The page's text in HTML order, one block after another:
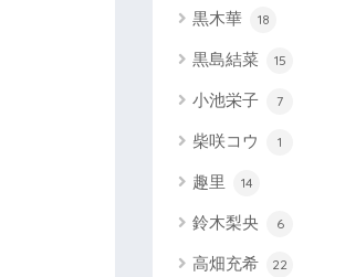
黒木華 18
黒島結菜 15
小池栄子 7
柴咲コウ 1
趣里 14
鈴木梨央 6
高畑充希 22